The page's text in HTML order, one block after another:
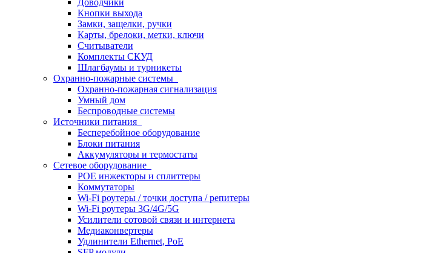
Доводчики
Кнопки выхода
Замки, защелки, ручки
Карты, брелоки, метки, ключи
Считыватели
Комплекты СКУД
Шлагбаумы и турникеты
Охранно-пожарные системы
Охранно-пожарная сигнализация
Умный дом
Беспроводные системы
Источники питания
Бесперебойное оборудование
Блоки питания
Аккумуляторы и термостаты
Сетевое оборудование
POE инжекторы и сплиттеры
Коммутаторы
Wi-Fi роутеры / точки доступа / репитеры
Wi-Fi роутеры 3G/4G/5G
Усилители сотовой связи и интернета
Медиаконвертеры
Удлинители Ethernet, PoE